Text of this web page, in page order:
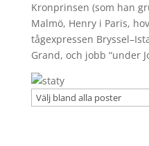
Kronprinsen (som han
Malmö, Henry i Paris,
tågexpressen
Grand, och jobb “under